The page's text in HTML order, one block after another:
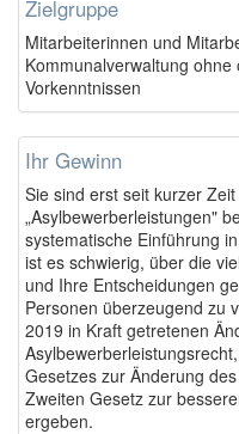
Zielgruppe
Mitarbeiterinnen und
Kommunalverwaltung
Vorkenntnissen
Ihr Gewinn
Sie sind erst seit kurzer
„Asylbewerberleistungen"
systematische Einführung
ist es schwierig, über die
und Ihre Entscheidungen
Personen überzeugend zu
2019 in Kraft getretenen
Gesetzes zur Änderung
Zweiten Gesetz zur
ergeben.